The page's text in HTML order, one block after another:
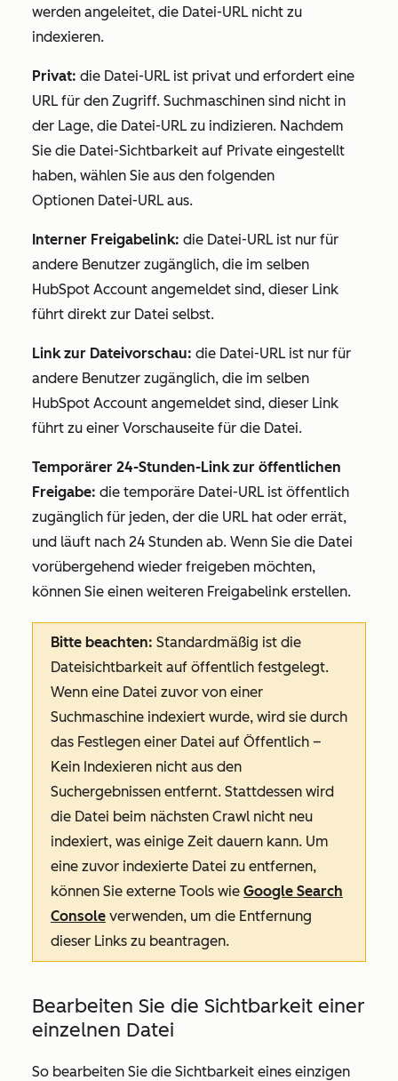
werden angeleitet, die Datei-URL nicht zu
indexieren.
Privat: die Datei-URL ist privat und erfordert eine
URL für den Zugriff. Suchmaschinen sind nicht in
der Lage, die Datei-URL zu indizieren. Nachdem
Sie die Datei-Sichtbarkeit auf Private eingestellt
haben, wählen Sie aus den folgenden
Optionen Datei-URL aus.
Interner Freigabelink: die Datei-URL ist nur für
andere Benutzer zugänglich, die im selben
HubSpot Account angemeldet sind, dieser Link
führt direkt zur Datei selbst.
Link zur Dateivorschau: die Datei-URL ist nur für
andere Benutzer zugänglich, die im selben
HubSpot Account angemeldet sind, dieser Link
führt zu einer Vorschauseite für die Datei.
Temporärer 24-Stunden-Link zur öffentlichen
Freigabe: die temporäre Datei-URL ist öffentlich
zugänglich für jeden, der die URL hat oder errät,
und läuft nach 24 Stunden ab. Wenn Sie die Datei
vorübergehend wieder freigeben möchten,
können Sie einen weiteren Freigabelink erstellen.
Bitte beachten: Standardmäßig ist die
Dateisichtbarkeit auf öffentlich festgelegt.
Wenn eine Datei zuvor von einer
Suchmaschine indexiert wurde, wird sie durch
das Festlegen einer Datei auf Öffentlich –
Kein Indexieren nicht aus den
Suchergebnissen entfernt. Stattdessen wird
die Datei beim nächsten Crawl nicht neu
indexiert, was einige Zeit dauern kann. Um
eine zuvor indexierte Datei zu entfernen,
können Sie externe Tools wie Google Search
Console verwenden, um die Entfernung
dieser Links zu beantragen.
Bearbeiten Sie die Sichtbarkeit einer
einzelnen Datei
So bearbeiten Sie die Sichtbarkeit eines einzigen